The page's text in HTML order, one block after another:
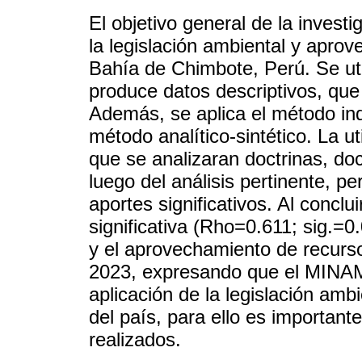
El objetivo general de la
la legislación ambiental y
Bahía de Chimbote, Perú. Se
produce datos descriptivos,
Además, se aplica el método
método analítico-sintético. La
que se analizaran doctrinas,
luego del análisis pertinente,
aportes significativos. Al
significativa (Rho=0.611;
y el aprovechamiento de
2023, expresando que el
aplicación de la legislación
del país, para ello es
realizados.